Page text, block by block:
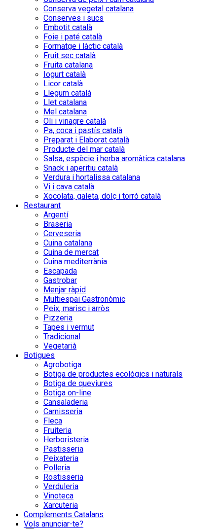
Conserva vegetal catalana
Conserves i sucs
Embotit català
Foie i paté català
Formatge i làctic català
Fruit sec català
Fruita catalana
Iogurt català
Licor català
Llegum català
Llet catalana
Mel catalana
Oli i vinagre català
Pa, coca i pastís català
Preparat i Elaborat català
Producte del mar català
Salsa, espècie i herba aromàtica catalana
Snack i aperitiu català
Verdura i hortalissa catalana
Vi i cava català
Xocolata, galeta, dolç i torró català
Restaurant
Argentí
Braseria
Cerveseria
Cuina catalana
Cuina de mercat
Cuina mediterrània
Escapada
Gastrobar
Menjar ràpid
Multiespai Gastronòmic
Peix, marisc i arròs
Pizzeria
Tapes i vermut
Tradicional
Vegetarià
Botigues
Agrobotiga
Botiga de productes ecològics i naturals
Botiga de queviures
Botiga on-line
Cansaladeria
Carnisseria
Fleca
Fruiteria
Herboristeria
Pastisseria
Peixateria
Polleria
Rostisseria
Verduleria
Vinoteca
Xarcuteria
Complements Catalans
Vols anunciar-te?